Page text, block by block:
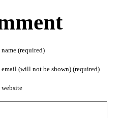
name (required)
email (will not be shown) (required)
website